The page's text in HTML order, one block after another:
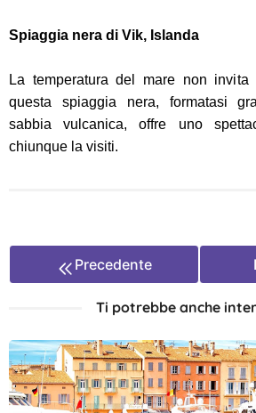
Spiaggia nera di Vik, Islanda
La temperatura del mare non
questa spiaggia nera, formatasi
sabbia vulcanica, offre uno
chiunque la visiti.
Precedente
Ti potrebbe anche